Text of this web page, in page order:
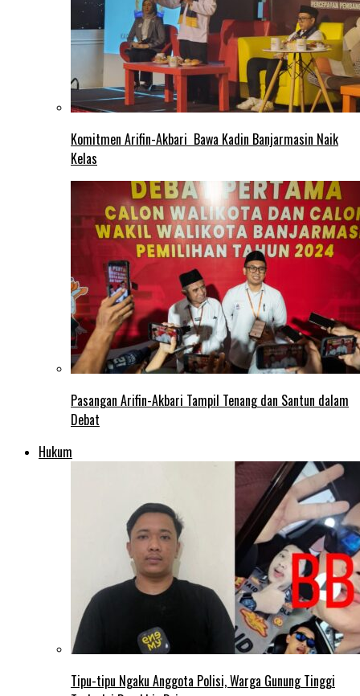
Komitmen Arifin-Akbari Bawa Kadin Banjarmasin Naik
Kelas
Pasangan Arifin-Akbari Tampil Tenang dan Santun dalam
Debat
Hukum
Tipu-tipu Ngaku Anggota Polisi, Warga Gunung Tinggi